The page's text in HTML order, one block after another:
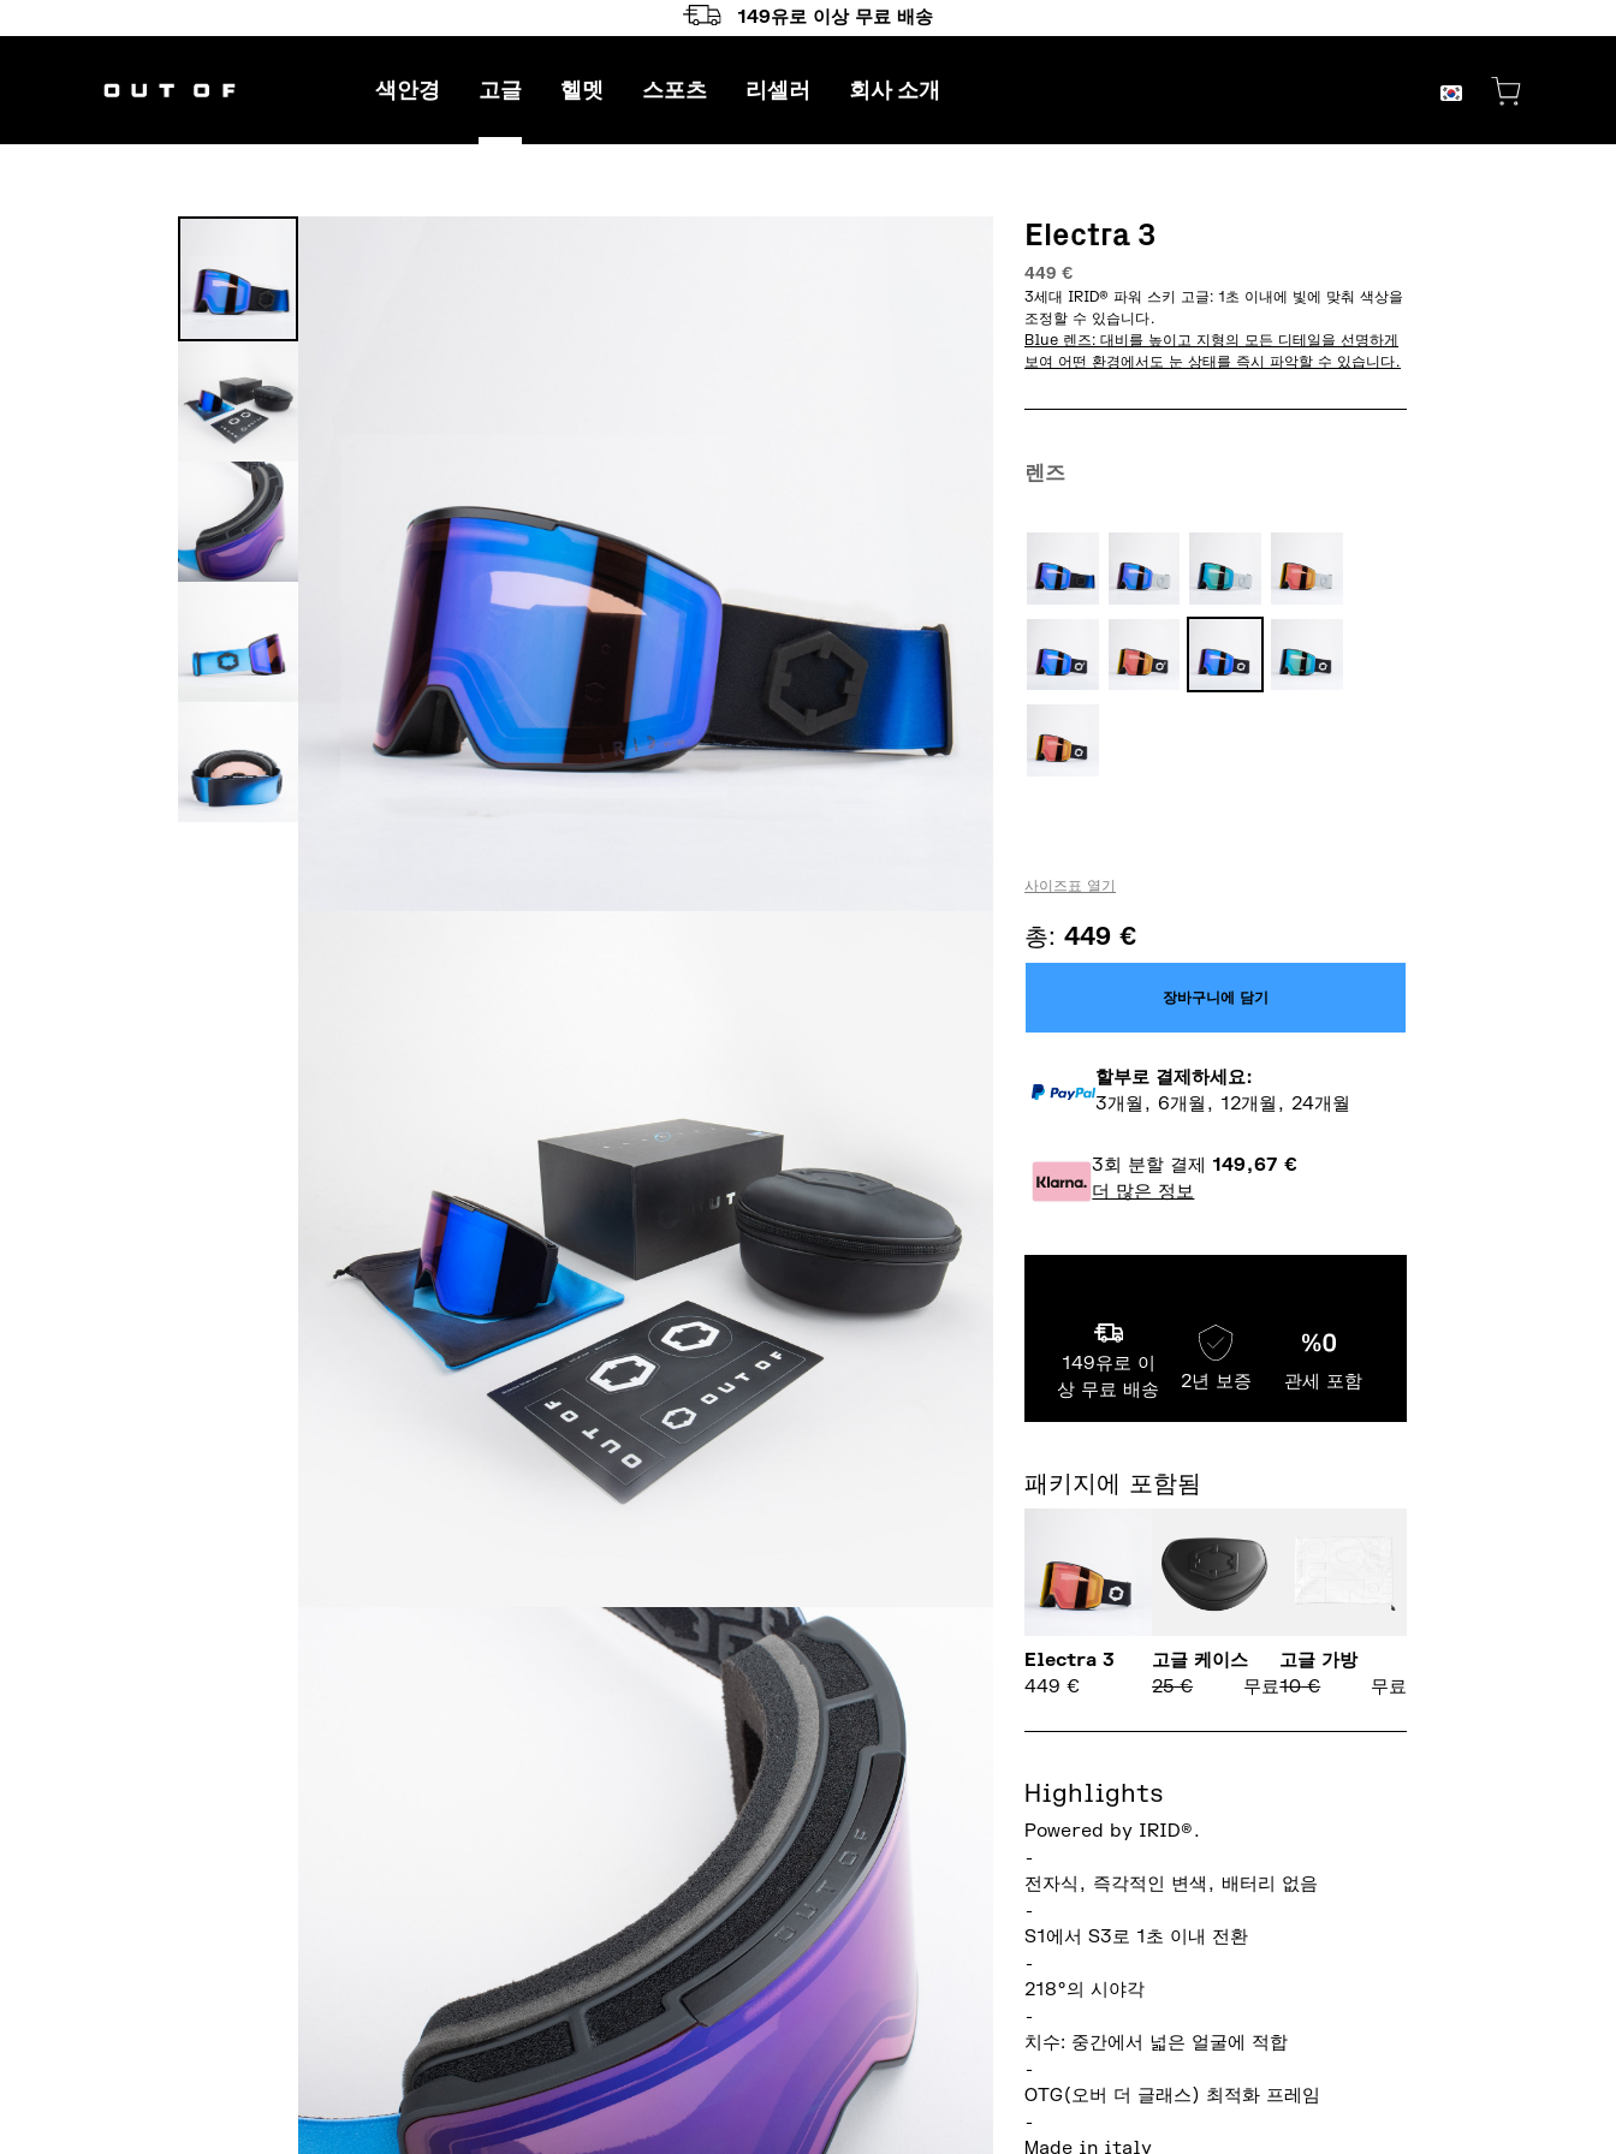
149유로 이상 무료 배송
메인 내비게이션
색안경 고글 헬멧 스포츠 리셀러 회사 소개
Electra 3
449 €
3세대 IRID® 파워 스키 고글: 1초 이내에 빛에 맞춰 색상을
조정할 수 있습니다.
Blue 렌즈: 대비를 높이고 지형의 모든 디테일을 선명하게
보여 어떤 환경에서도 눈 상태를 즉시 파악할 수 있습니다.
렌즈
사이즈표 열기
총:449 €
장바구니에 담기
할부로 결제하세요:
3개월, 6개월, 12개월, 24개월
3회 분할 결제 149,67 €
더 많은 정보
149유로 이
상 무료 배송
2년 보증 관세 포함
패키지에 포함됨
Electra 3
449 €
고글 케이스
25€ 무료
고글 가방
10€ 무료
Highlights
Powered by IRID®.
-
전자식, 즉각적인 변색, 배터리 없음
-
S1에서 S3로 1초 이내 전환
-
218°의 시야각
-
치수: 중간에서 넓은 얼굴에 적합
-
OTG(오버 더 글래스) 최적화 프레임
-
Made in italy